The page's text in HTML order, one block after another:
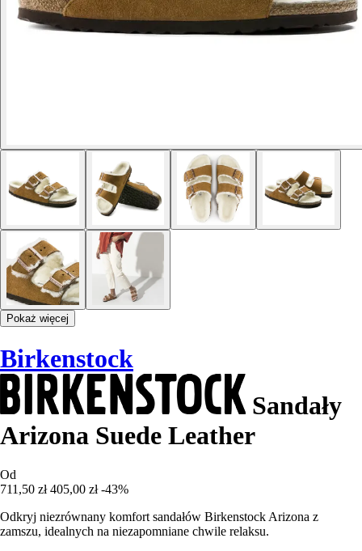
Pokaż więcej
Birkenstock
Sandały
Arizona Suede Leather
Od
711,50 zł 405,00 zł -43%
Odkryj niezrównany komfort sandałów Birkenstock Arizona z
zamszu, idealnych na niezapomniane chwile relaksu.